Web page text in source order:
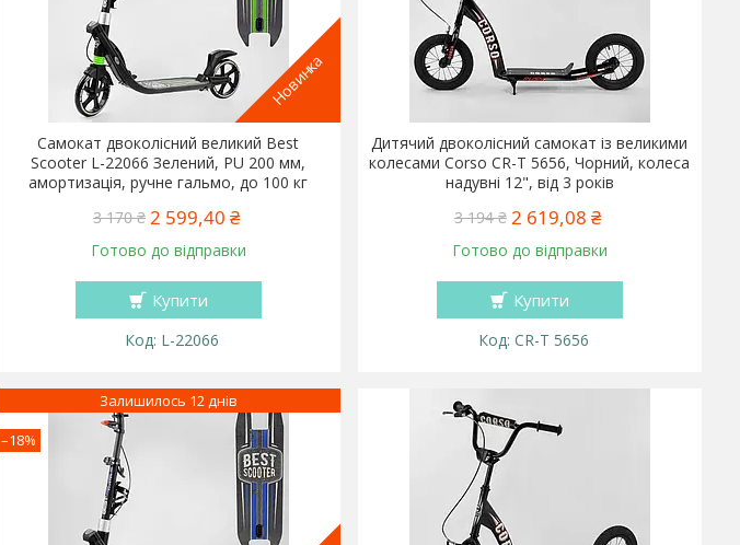
Новинка
Самокат двоколісний великий Best
Scooter L-22066 Зелений, PU 200 мм,
амортизація, ручне гальмо, до 100 кг
3 170 ₴ 2 599,40 ₴
Готово до відправки
Купити
L-22066
Дитячий двоколісний самокат із великими
колесами Corso CR-T 5656, Чорний, колеса
надувні 12", від 3 років
3 194 ₴ 2 619,08 ₴
Готово до відправки
Купити
CR-T 5656
–18%
Залишилось 12 днів